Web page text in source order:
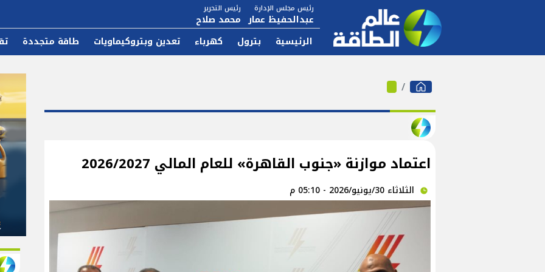
رئيس مجلس الإدارة
عبدالحفيظ عمار
رئيس التحرير
محمد صلاح
الرئيسية بترول كهرباء تعدين وبتروكيماويات طاقة متجددة
اعتماد موازنة «جنوب القاهرة» للعام المالي 2026/2027
الثلاثاء 30/يونيو/2026 - 05:10 م